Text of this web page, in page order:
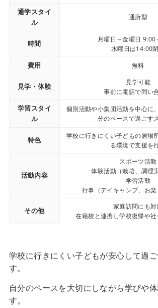
通学スタイ
ル
通所型
時間
月曜日～金曜日
水曜日は14:00
費用 無料
見学・体験
見学可能
事前に電話で問い
学習スタイ
ル
個別活動や小集団活動を中心に
分のペースで過ごす
特色
学校に行きにくい子どもの居場
る環境で支援を
活動内容
スポーツ活動
体験活動（栽培、調理
学習活動
行事（デイキャンプ、お楽
その他
家庭訪問にも
在籍校と連携し学校復帰や
学校に行きにくい子どもが安心して過
す。
自分のペースを大切にしながら学びや
す。